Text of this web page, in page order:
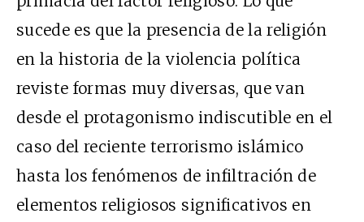
sucede es que la presencia de la religión
en la historia de la violencia política
reviste formas muy diversas, que van
desde el protagonismo indiscutible en el
caso del reciente terrorismo islámico
hasta los fenómenos de infiltración de
elementos religiosos significativos en